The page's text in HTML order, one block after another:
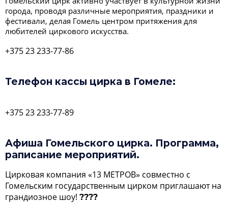
города, проводя различные мероприятия, праздники и
фестивали, делая Гомель центром притяжения для
любителей циркового искусства.
+375 23 233-77-86
Телефон кассы цирка в Гомеле:
+375 23 233-77-89
Афиша Гомельского цирка. Программа,
раписание мероприятий.
Цирковая компания «13 МЕТРОВ» совместно с
Гомельским государственным цирком приглашают на
грандиозное шоу! ????